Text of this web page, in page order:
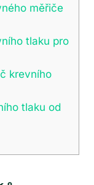
měřiče⁢
tlaku‌ pro
krevního
tlaku od